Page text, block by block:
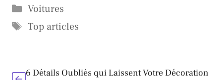
Catégories
Voitures
Étiquettes
Top articles
6 Détails Oubliés qui Laissent Votre Décoration